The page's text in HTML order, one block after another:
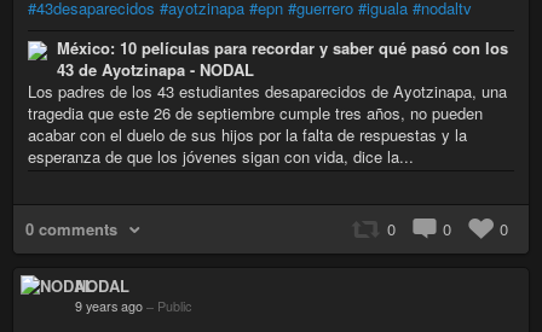
#43desaparecidos #ayotzinapa #epn #guerrero #iguala #nodaltv
México: 10 películas para recordar y saber qué pasó con los
43 de Ayotzinapa - NODAL
Los padres de los 43 estudiantes desaparecidos de Ayotzinapa, una
tragedia que este 26 de septiembre cumple tres años, no pueden
acabar con el duelo de sus hijos por la falta de respuestas y la
esperanza de que los jóvenes sigan con vida, dice la...
0 comments 0 0 0
NODAL
9 years ago – Public